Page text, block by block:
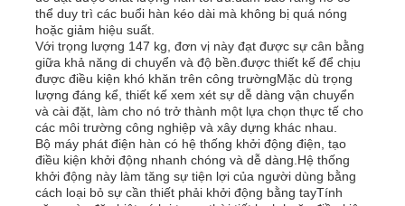
Video
Về chúng tôi
Tham quan nhà máy
thể duy trì các buổi hàn kéo dài mà không bị quá nóng
hoặc giảm hiệu suất.
Với trọng lượng 147 kg, đơn vị này đạt được sự cân bằng
giữa khả năng di chuyển và độ bền.được thiết kế để chịu
được điều kiện khó khăn trên công trườngMặc dù trọng
lượng đáng kể, thiết kế xem xét sự dễ dàng vận chuyển
và cài đặt, làm cho nó trở thành một lựa chọn thực tế cho
các môi trường công nghiệp và xây dựng khác nhau.
Bộ máy phát điện hàn có hệ thống khởi động điện, tạo
điều kiện khởi động nhanh chóng và dễ dàng.Hệ thống
khởi động này làm tăng sự tiện lợi của người dùng bằng
cách loại bỏ sự cần thiết phải khởi động bằng tayTính